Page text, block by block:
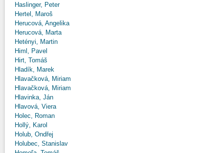
Haslinger, Peter
Hertel, Maroš
Herucová, Angelika
Herucová, Marta
Hetényi, Martin
Himl, Pavel
Hirt, Tomáš
Hladík, Marek
Hlavačková, Miriam
Hlavačková, Miriam
Hlavinka, Ján
Hlavová, Viera
Holec, Roman
Hollý, Karol
Holub, Ondřej
Holubec, Stanislav